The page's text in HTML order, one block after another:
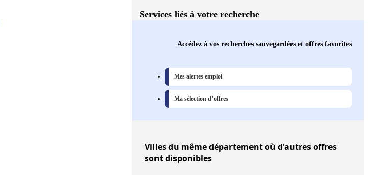
Services liés à votre recherche
Accédez à vos recherches sauvegardées et offres favorites
Mes alertes emploi
Ma sélection d’offres
Villesdu même département où d'autres offres
sont disponibles